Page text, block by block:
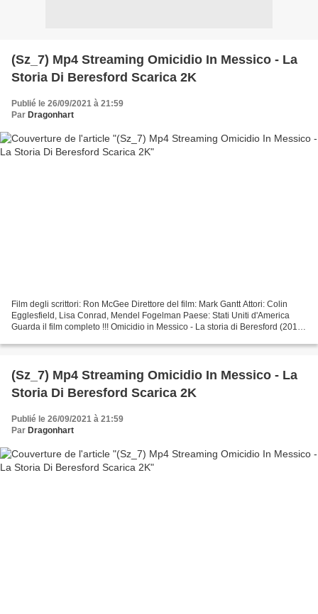
(Sz_7) Mp4 Streaming Omicidio In Messico - La
Storia Di Beresford Scarica 2K
Publié le 26/09/2021 à 21:59
Par Dragonhart
Film degli scrittori: Ron McGee Direttore del film: Mark Gantt Attori: Colin
Egglesfield, Lisa Conrad, Mendel Fogelman Paese: Stati Uniti d'America
Guarda il film completo !!! Omicidio in Messico - La storia di Beresford (2015)
(Sz_7) Mp4 Streaming Omicidio In Messico - La
Storia Di Beresford Scarica 2K
Publié le 26/09/2021 à 21:59
Par Dragonhart